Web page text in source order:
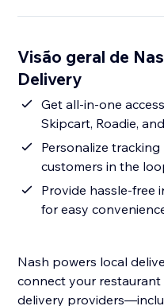
Visão geral de
Delivery
Get all-in-one
Skipcart, Roadie,
Personalize
customers in the
Provide hassle-free
for easy
Nash powers local
connect your
delivery